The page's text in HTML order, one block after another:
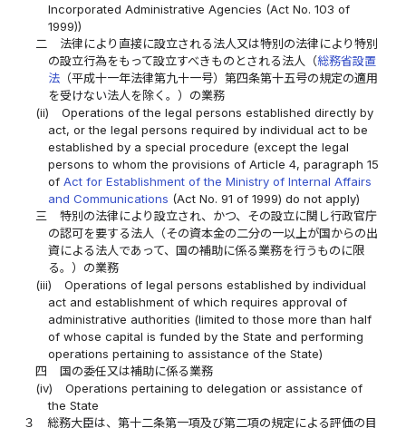
Incorporated Administrative Agencies (Act No. 103 of
1999))
二
法律により直接に設立される法人又は特別の法律により特別
の設立行為をもって設立すべきものとされる法人（総務省設置
法（平成十一年法律第九十一号）第四条第十五号の規定の適用
を受けない法人を除く。）の業務
(ii)
Operations of the legal persons established directly by
act, or the legal persons required by individual act to be
established by a special procedure (except the legal
persons to whom the provisions of Article 4, paragraph 15
of Act for Establishment of the Ministry of Internal Affairs
and Communications (Act No. 91 of 1999) do not apply)
三
特別の法律により設立され、かつ、その設立に関し行政官庁
の認可を要する法人（その資本金の二分の一以上が国からの出
資による法人であって、国の補助に係る業務を行うものに限
る。）の業務
(iii)
Operations of legal persons established by individual
act and establishment of which requires approval of
administrative authorities (limited to those more than half
of whose capital is funded by the State and performing
operations pertaining to assistance of the State)
四
国の委任又は補助に係る業務
(iv)
Operations pertaining to delegation or assistance of
the State
３
総務大臣は、第十二条第一項及び第二項の規定による評価の目